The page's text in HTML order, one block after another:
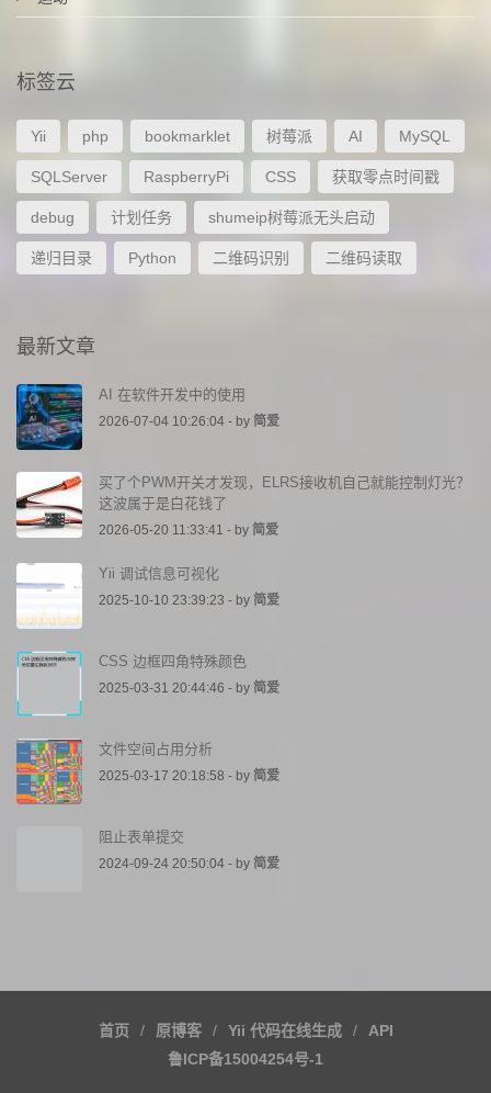
标签云
Yii php bookmarklet 树莓派 AI MySQL
SQLServer RaspberryPi CSS 获取零点时间戳
debug 计划任务 shumeip树莓派无头启动
递归目录 Python 二维码识别 二维码读取
最新文章
AI 在软件开发中的使用
2026-07-04 10:26:04 - by 简爱
买了个PWM开关才发现，ELRS接收机自己就能控制灯光？
这波属于是白花钱了
2026-05-20 11:33:41 - by 简爱
Yii 调试信息可视化
2025-10-10 23:39:23 - by 简爱
CSS 边框四角特殊颜色
2025-03-31 20:44:46 - by 简爱
文件空间占用分析
2025-03-17 20:18:58 - by 简爱
阻止表单提交
2024-09-24 20:50:04 - by 简爱
首页 原博客 Yii 代码在线生成
API
鲁ICP备15004254号-1